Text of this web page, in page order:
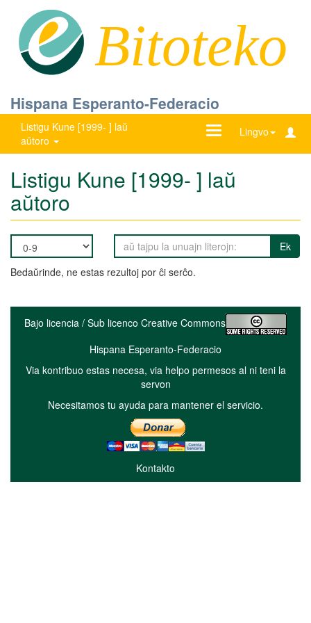
Bitoteko
Hispana Esperanto-Federacio
Listigu Kune [1999- ] laŭ
aŭtoro
Lingvo
Ŝanĝu
Listigu Kune [1999- ] laŭ
aŭtoro
Ek
Bedaŭrinde, ne estas rezultoj por ĉi serĉo.
Bajo licencia / Sub licenco Creative Commons
Hispana Esperanto-Federacio
Via kontribuo estas necesa, via helpo permesos al ni teni la
servon
Necesitamos tu ayuda para mantener el servicio.
Kontakto